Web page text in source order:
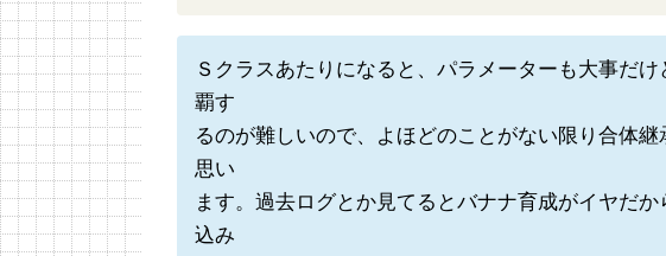
Ｓクラスあたりになると、パラメーターも大事だ
覇す
るのが難しいので、よほどのことがない限り合体
思い
ます。過去ログとか見てるとバナナ育成がイヤだ
込み